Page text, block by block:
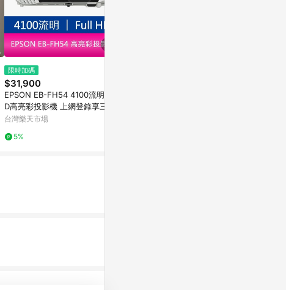
限時加碼
$31,900
EPSON EB-FH54 4100流明3LC
D高亮彩投影機 上網登錄享三年
保固【APP賺6%點數 領券最高
台灣樂天市場
5%